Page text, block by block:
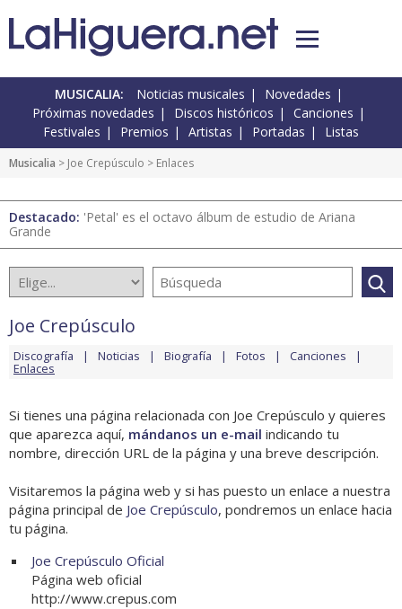
MUSICALIA: Noticias musicales
Novedades
Próximas novedades
Discos históricos
Canciones
Festivales
Premios Artistas Portadas Listas
Musicalia > Joe Crepúsculo > Enlaces
Destacado: 'Petal' es el octavo álbum de estudio de Ariana
Grande
Joe Crepúsculo
Discografía Noticias Biografía Fotos Canciones
Enlaces
Si tienes una página relacionada con Joe Crepúsculo y quieres
que aparezca aquí, mándanos un e-mail indicando tu
nombre, dirección URL de la página y una breve descripción.
Visitaremos la página web y si has puesto un enlace a nuestra
página principal de Joe Crepúsculo, pondremos un enlace hacia
tu página.
Joe Crepúsculo Oficial
Página web oficial
http://www.crepus.com